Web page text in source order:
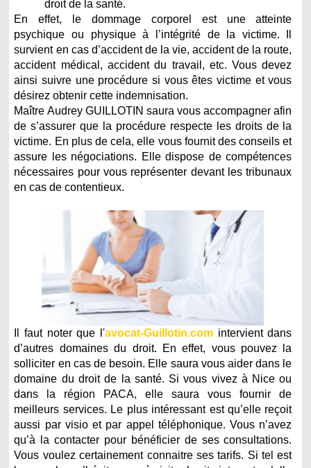
droit de la santé.
En effet, le dommage corporel est une atteinte
psychique ou physique à l’intégrité de la victime. Il
survient en cas d’accident de la vie, accident de la route,
accident médical, accident du travail, etc. Vous devez
ainsi suivre une procédure si vous êtes victime et vous
désirez obtenir cette indemnisation.
Maître Audrey GUILLOTIN saura vous accompagner afin
de s’assurer que la procédure respecte les droits de la
victime. En plus de cela, elle vous fournit des conseils et
assure les négociations. Elle dispose de compétences
nécessaires pour vous représenter devant les tribunaux
en cas de contentieux.
Il faut noter que l'avocat-Guillotin.com intervient dans
d’autres domaines du droit. En effet, vous pouvez la
solliciter en cas de besoin. Elle saura vous aider dans le
domaine du droit de la santé. Si vous vivez à Nice ou
dans la région PACA, elle saura vous fournir de
meilleurs services. Le plus intéressant est qu’elle reçoit
aussi par visio et par appel téléphonique. Vous n’avez
qu’à la contacter pour bénéficier de ses consultations.
Vous voulez certainement connaitre ses tarifs. Si tel est